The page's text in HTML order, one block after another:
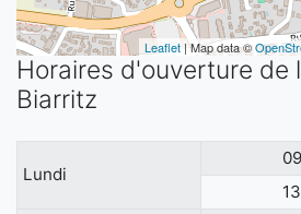
Leaflet| Map data ©
Horaires d'ouverture de
Biarritz
Lundi